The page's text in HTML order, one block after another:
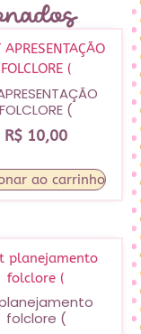
FOLCLORE (
R$ 10,00
ao carrinho
folclore (